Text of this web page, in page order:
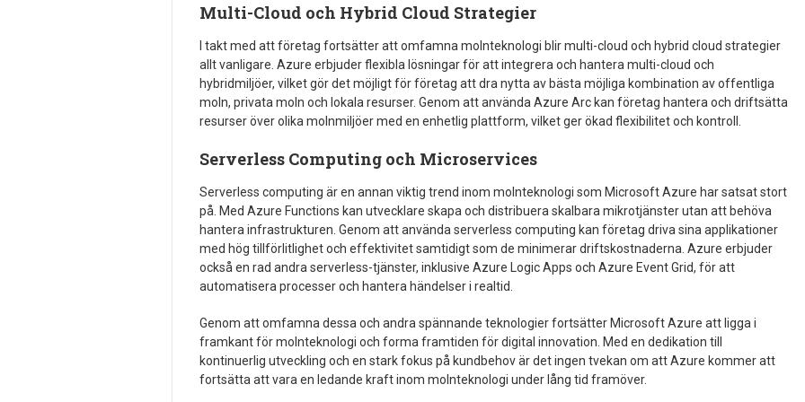
Multi-Cloud och Hybrid Cloud Strategier
I takt med att företag fortsätter att omfamna molnteknologi blir multi-cloud och hybrid cloud strategier
allt vanligare. Azure erbjuder flexibla lösningar för att integrera och hantera multi-cloud och
hybridmiljöer, vilket gör det möjligt för företag att dra nytta av bästa möjliga kombination av offentliga
moln, privata moln och lokala resurser. Genom att använda Azure Arc kan företag hantera och driftsätta
resurser över olika molnmiljöer med en enhetlig plattform, vilket ger ökad flexibilitet och kontroll.
Serverless Computing och Microservices
Serverless computing är en annan viktig trend inom molnteknologi som Microsoft Azure har satsat stort
på. Med Azure Functions kan utvecklare skapa och distribuera skalbara mikrotjänster utan att behöva
hantera infrastrukturen. Genom att använda serverless computing kan företag driva sina applikationer
med hög tillförlitlighet och effektivitet samtidigt som de minimerar driftskostnaderna. Azure erbjuder
också en rad andra serverless-tjänster, inklusive Azure Logic Apps och Azure Event Grid, för att
automatisera processer och hantera händelser i realtid.
Genom att omfamna dessa och andra spännande teknologier fortsätter Microsoft Azure att ligga i
framkant för molnteknologi och forma framtiden för digital innovation. Med en dedikation till
kontinuerlig utveckling och en stark fokus på kundbehov är det ingen tvekan om att Azure kommer att
fortsätta att vara en ledande kraft inom molnteknologi under lång tid framöver.